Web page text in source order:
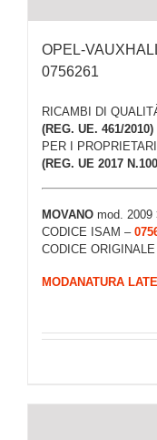
OPEL-
0756261
RICAMBI DI
(REG. UE. 461/2010)
PER I
(REG. UE 2017
MOVANO mod. 2009
CODICE ISAM –
CODICE
MODANATURA